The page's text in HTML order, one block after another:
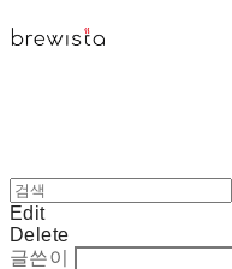
Edit
Delete
글쓴이